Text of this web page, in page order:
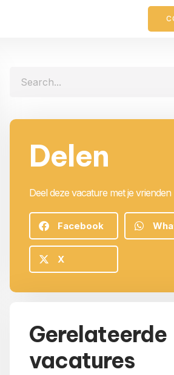
Delen
Deel deze vacature met je vrienden
Facebook
X
Gerelateerde
vacatures